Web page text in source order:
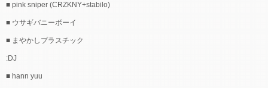
■ pink sniper (CRZKNY+stabilo)
■ ウサギバニーボーイ
■ まやかしプラスチック
:DJ
■ hann yuu